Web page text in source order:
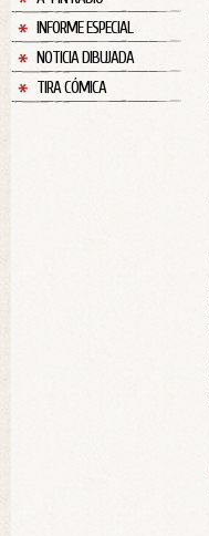
INFORME ESPECIAL
NOTICIA DIBUJADA
TIRA CÓMICA